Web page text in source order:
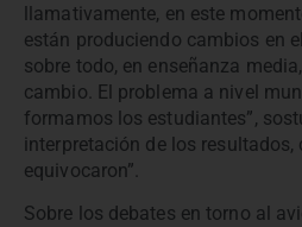
llamativamente, en este
están produciendo cambios en
sobre todo, en enseñanza
cambio. El problema a nivel
formamos los estudiantes”,
interpretación de los resultados,
equivocaron”.
Sobre los debates en torno al